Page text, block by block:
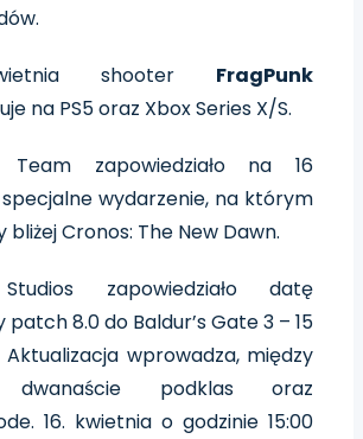
shooter FragPunk
na PS5 oraz Xbox Series X/S.
Team zapowiedziało na 16
wydarzenie, na którym
bliżej Cronos: The New Dawn.
zapowiedziało datę
8.0 do Baldur’s Gate 3 – 15
Aktualizacja wprowadza, między
dwanaście podklas oraz
16. kwietnia o godzinie 15:00